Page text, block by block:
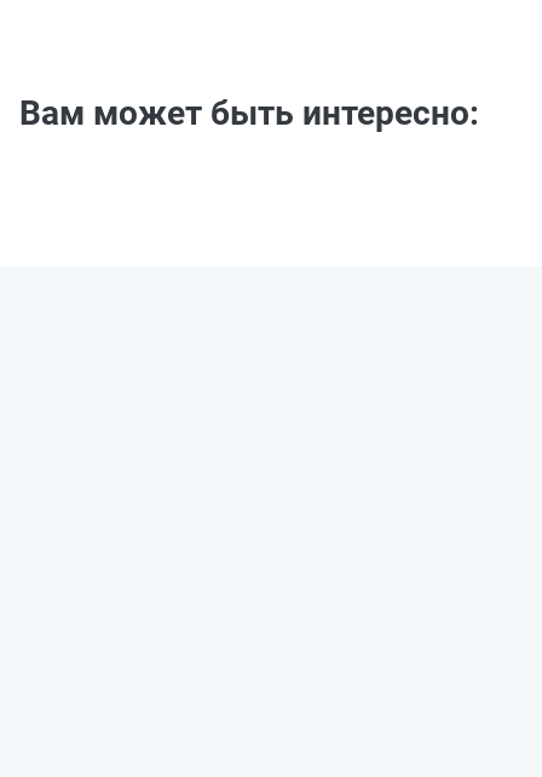
Вам может быть интересно: